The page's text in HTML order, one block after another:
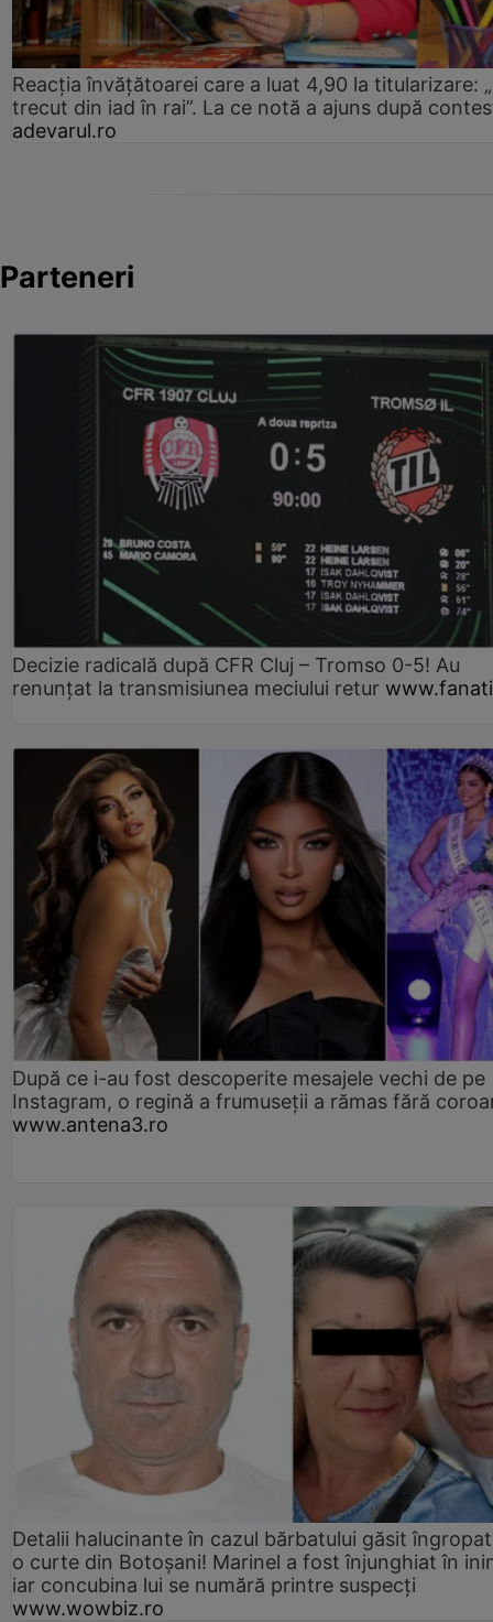
Reacția învățătoarei care a luat 4,90 la titularizare:
trecut din iad în rai”. La ce notă a ajuns după
adevarul.ro
Parteneri
Decizie radicală după CFR Cluj – Tromso 0-5! Au
renunțat la transmisiunea meciului retur
După ce i-au fost descoperite mesajele vechi de pe
Instagram, o regină a frumuseții a rămas fără
www.antena3.ro
Detalii halucinante în cazul bărbatului găsit
o curte din Botoșani! Marinel a fost înjunghiat în
iar concubina lui se numără printre suspecți
www.wowbiz.ro